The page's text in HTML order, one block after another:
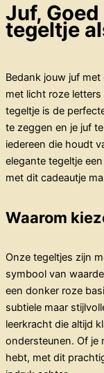
Juf,
tegeltje
Bedank jouw juf
met licht roze letters
tegeltje is de
te zeggen en je juf
iedereen die houdt
elegante tegeltje
met dit cadeautje
Waarom
Onze tegeltjes zijn
symbool van
een donker roze
subtiele maar
leerkracht die altijd
ondersteunen. Of je
hebt, met dit